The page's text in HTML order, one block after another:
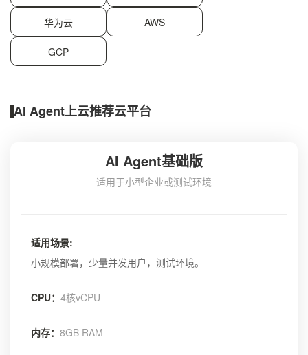
华为云 AWS
GCP
AI Agent上云推荐云平台
AI Agent基础版
适用于小型企业或测试环境
适用场景:
小规模部署，少量并发用户，测试环境。
CPU： 4核vCPU
内存： 8GB RAM